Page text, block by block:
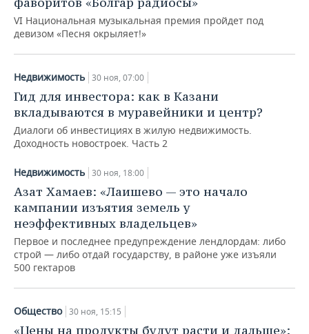
VI Национальная музыкальная премия пройдет под
девизом «Песня окрыляет!»
Недвижимость 30 ноя, 07:00
Гид для инвестора: как в Казани
вкладываются в муравейники и центр?
Диалоги об инвестициях в жилую недвижимость.
Доходность новостроек. Часть 2
Недвижимость 30 ноя, 18:00
Азат Хамаев: «Лаишево — это начало
кампании изъятия земель у
неэффективных владельцев»
Первое и последнее предупреждение лендлордам: либо
строй — либо отдай государству, в районе уже изъяли
500 гектаров
Общество 30 ноя, 15:15
«Цены на продукты будут расти и дальше»: